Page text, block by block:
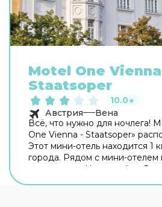
Motel One
Staatsoper
10.0★
Австрия
Вена
Всё, что нужно для ночлега!
One Vienna - Staatsoper»
Этот мини-отель находится 1
города. Рядом с мини-
прогуляться. Неподалёку: